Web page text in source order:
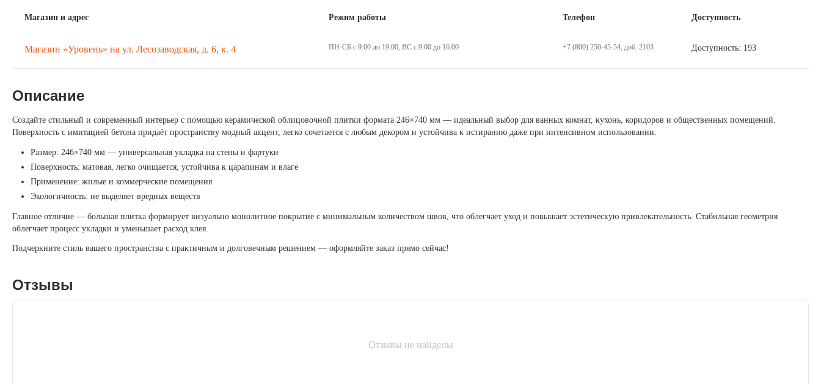
Магазин и адрес Режим работы Телефон Доступность
Магазин «Уровень» на ул. Лесозаводская, д. 6, к. 4 ПН-СБ с 9:00 до 19:00, ВС с 9:00 до 16:00 +7 (800) 250-45-54, доб. 2103 Доступность: 193
Описание
Создайте стильный и современный интерьер с помощью керамической облицовочной плитки формата 246×740 мм — идеальный выбор для ванных комнат, кухонь, коридоров и общественных помещений.
Поверхность с имитацией бетона придаёт пространству модный акцент, легко сочетается с любым декором и устойчива к истиранию даже при интенсивном использовании.
Размер: 246×740 мм — универсальная укладка на стены и фартуки
Поверхность: матовая, легко очищается, устойчива к царапинам и влаге
Применение: жилые и коммерческие помещения
Экологичность: не выделяет вредных веществ
Главное отличие — большая плитка формирует визуально монолитное покрытие с минимальным количеством швов, что облегчает уход и повышает эстетическую привлекательность. Стабильная геометрия
облегчает процесс укладки и уменьшает расход клея.
Подчеркните стиль вашего пространства с практичным и долговечным решением — оформляйте заказ прямо сейчас!
Отзывы
Отзывы не найдены